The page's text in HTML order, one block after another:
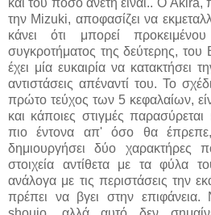
την Mizuki, αποφασίζει να
κάνει ότι μπορεί
συγκροτήματος της δεύτερης,
έχει μία ευκαιρία να κατακτήσει
αντιστάσεις απέναντί του. Το
πρώτο τεύχος των 5 κεφαλαίων,
και κάποιες στιγμές
πιο έντονα απ' όσο θα έπρεπε,
δημιουργήσει δύο χαρακτήρες
στοιχεία αντίθετα με τα φύλα
ανάλογα με τις περιστάσεις την
πρέπει να βγει στην επιφάνεια.